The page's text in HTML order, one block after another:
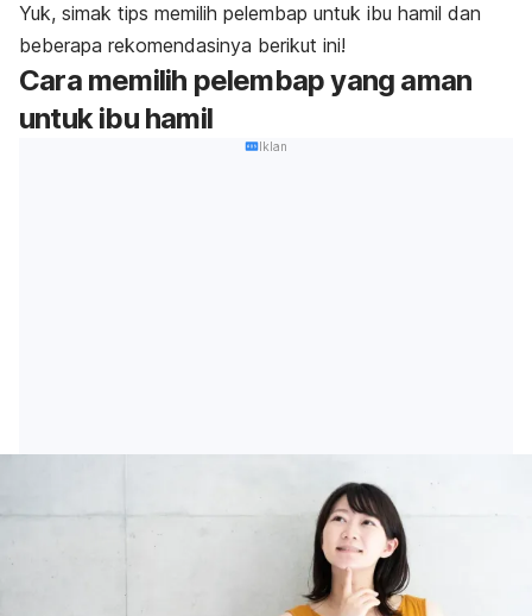
Yuk, simak tips memilih pelembap untuk ibu hamil dan
beberapa rekomendasinya berikut ini!
Cara memilih pelembap yang aman
untuk ibu hamil
Iklan